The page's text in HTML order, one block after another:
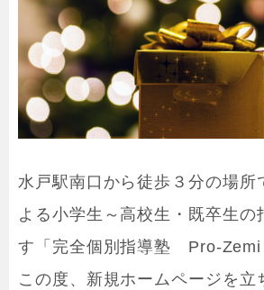
水戸駅南口から徒歩３分の場所
よる小学生～高校生・既卒生の
す「完全個別指導塾 Pro-Zemi
この度、新規ホームページを立